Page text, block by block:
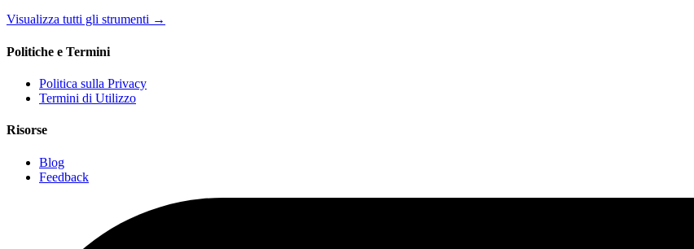
Visualizza tutti gli strumenti →
Politiche e Termini
Politica sulla Privacy
Termini di Utilizzo
Risorse
Blog
Feedback